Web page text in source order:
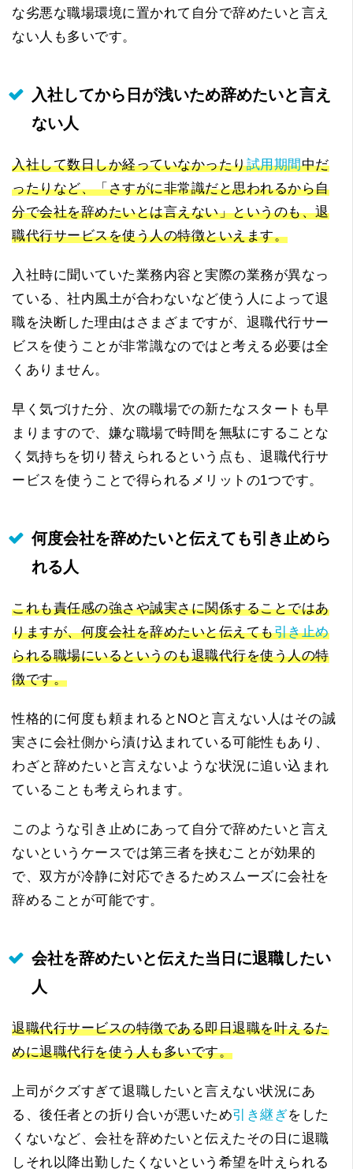
な劣悪な職場環境に置かれて自分で辞めたいと言え
ない人も多いです。
入社してから日が浅いため辞めたいと言え
ない人
入社して数日しか経っていなかったり試用期間中だ
ったりなど、「さすがに非常識だと思われるから自
分で会社を辞めたいとは言えない」というのも、退
職代行サービスを使う人の特徴といえます。
入社時に聞いていた業務内容と実際の業務が異なっ
ている、社内風土が合わないなど使う人によって退
職を決断した理由はさまざまですが、退職代行サー
ビスを使うことが非常識なのではと考える必要は全
くありません。
早く気づけた分、次の職場での新たなスタートも早
まりますので、嫌な職場で時間を無駄にすることな
く気持ちを切り替えられるという点も、退職代行サ
ービスを使うことで得られるメリットの1つです。
何度会社を辞めたいと伝えても引き止めら
れる人
これも責任感の強さや誠実さに関係することではあ
りますが、何度会社を辞めたいと伝えても引き止め
られる職場にいるというのも退職代行を使う人の特
徴です。
性格的に何度も頼まれるとNOと言えない人はその誠
実さに会社側から漬け込まれている可能性もあり、
わざと辞めたいと言えないような状況に追い込まれ
ていることも考えられます。
このような引き止めにあって自分で辞めたいと言え
ないというケースでは第三者を挟むことが効果的
で、双方が冷静に対応できるためスムーズに会社を
辞めることが可能です。
会社を辞めたいと伝えた当日に退職したい
人
退職代行サービスの特徴である即日退職を叶えるた
めに退職代行を使う人も多いです。
上司がクズすぎて退職したいと言えない状況にあ
る、後任者との折り合いが悪いため引き継ぎをした
くないなど、会社を辞めたいと伝えたその日に退職
しそれ以降出勤したくないという希望を叶えられる